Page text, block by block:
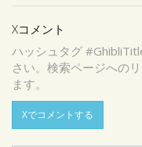
Xコメント
ハッシュタグ
さい。検索ページへの
ます。
Xでコメントする